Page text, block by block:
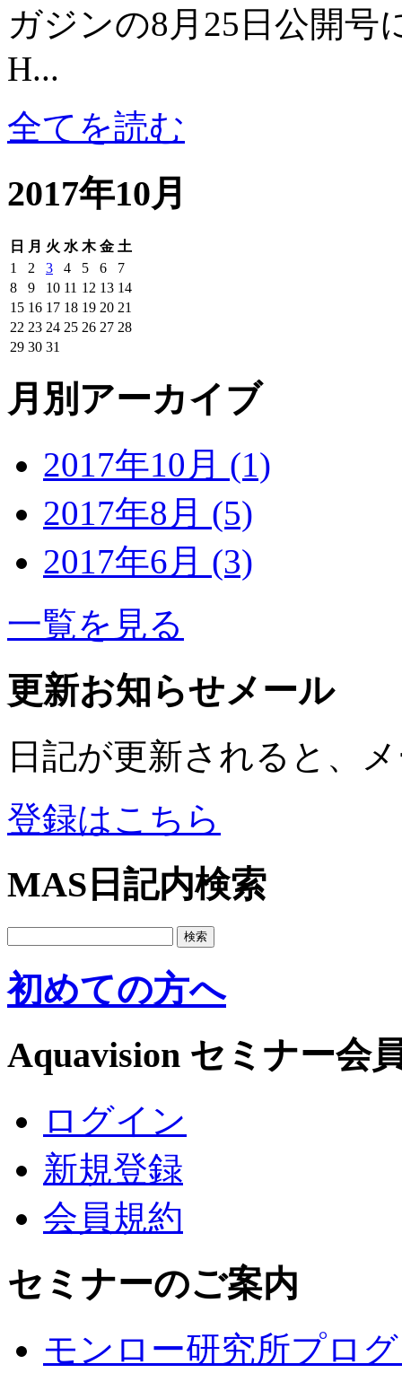
ガジンの8月25日公開
H...
全てを読む
2017年10月
日 月 火 水 木 金 土
1
2 3 4 5 6
7
8
9 10 11 12 13 14
15 16 17 18 19 20 21
22 23 24 25 26 27 28
29 30 31
月別アーカイブ
2017年10月 (1)
2017年8月 (5)
2017年6月 (3)
一覧を見る
更新お知らせメール
日記が更新されると、
登録はこちら
MAS日記内検索
初めての方へ
Aquavision セミナー会
ログイン
新規登録
会員規約
セミナーのご案内
モンロー研究所プロ